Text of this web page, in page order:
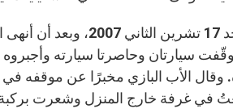
يوم الأحد 17 تشرين
سيارتان وحاصرتا سيارته
وقال الأب البازي مخبرًا عن موقفه
في غرفة خارج المنزل وشعرت